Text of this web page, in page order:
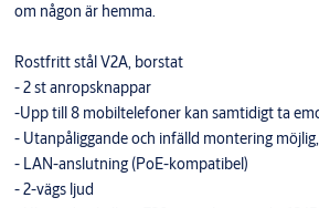
om någon är hemma.
Rostfritt stål V2A, borstat
- 2 st anropsknappar
-Upp till 8 mobiltelefoner kan samtidigt ta
- Utanpåliggande och infälld montering
- LAN-anslutning (PoE-kompatibel)
- 2-vägs ljud